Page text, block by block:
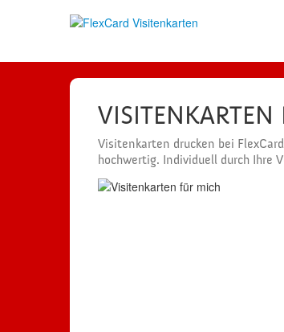
Visitenkarten drucken bei
hochwertig. Individuell durch Ihre